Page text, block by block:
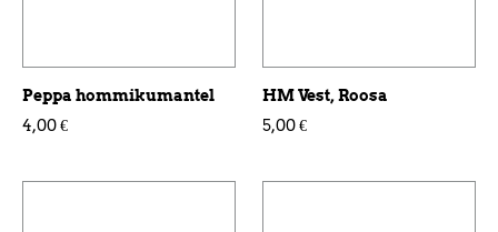
Peppa hommikumantel
4,00 €
HM Vest, Roosa
5,00 €